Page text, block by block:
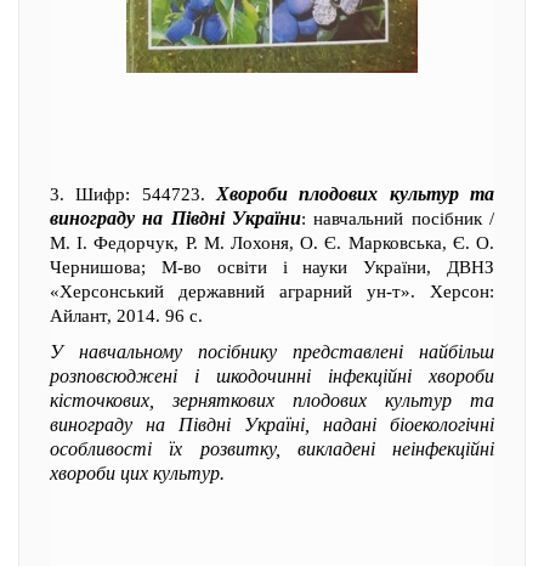
3. Шифр: 544723. Хвороби плодових культур та
винограду на Півдні України: навчальний посібник /
М. І. Федорчук, Р. М. Лохоня, О. Є. Марковська, Є. О.
Чернишова; М-во освіти і науки України, ДВНЗ
«Херсонський державний аграрний ун-т». Херсон:
Айлант, 2014. 96 с.
У навчальному посібнику представлені найбільш
розповсюджені і шкодочинні інфекційні хвороби
кісточкових, зерняткових плодових культур та
винограду на Півдні Україні, надані біоекологічні
особливості їх розвитку, викладені неінфекційні
хвороби цих культур.